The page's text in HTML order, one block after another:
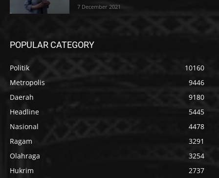
7 December 2021
POPULAR CATEGORY
Politik
10160
Metropolis
9446
Daerah
9180
Headline
5445
Nasional
4478
Ragam
3291
Olahraga
3254
Hukrim
2737